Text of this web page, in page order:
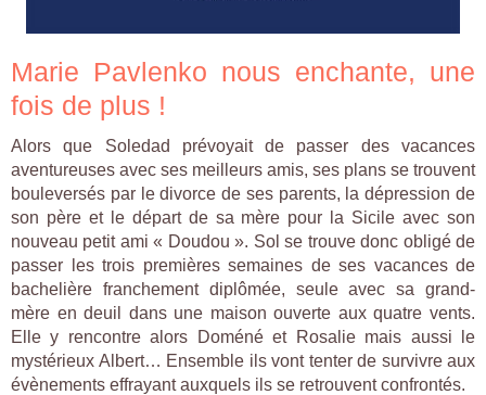
Marie Pavlenko nous enchante, une
fois de plus !
Alors que Soledad prévoyait de passer des vacances
aventureuses avec ses meilleurs amis, ses plans se trouvent
bouleversés par le divorce de ses parents, la dépression de
son père et le départ de sa mère pour la Sicile avec son
nouveau petit ami « Doudou ». Sol se trouve donc obligé de
passer les trois premières semaines de ses vacances de
bachelière franchement diplômée, seule avec sa grand-
mère en deuil dans une maison ouverte aux quatre vents.
Elle y rencontre alors Doméné et Rosalie mais aussi le
mystérieux Albert… Ensemble ils vont tenter de survivre aux
évènements effrayant auxquels ils se retrouvent confrontés.